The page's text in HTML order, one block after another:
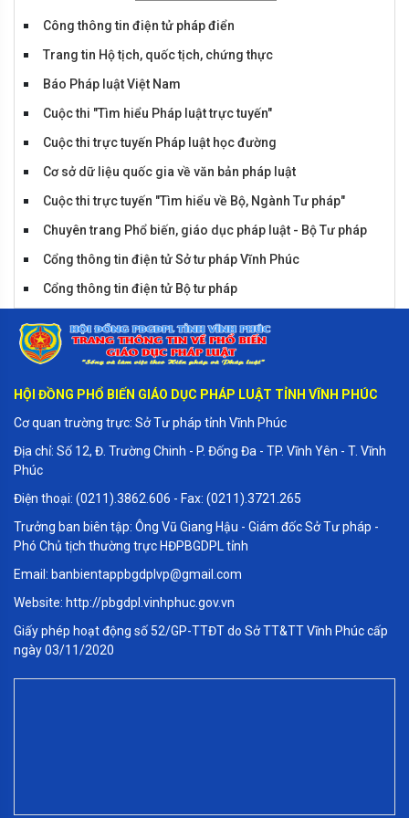
Tiểu phẩm huyện Sông Lô
Tiểu phẩm Tam Đảo
Cố ý gây thương tích và huỷ hoại tài
sản
Công thông tin điện tử pháp điển
Trang tin Hộ tịch, quốc tịch, chứng thực
Báo Pháp luật Việt Nam
Cuộc thi "Tìm hiểu Pháp luật trực tuyến"
Cuộc thi trực tuyến Pháp luật học đường
Cơ sở dữ liệu quốc gia về văn bản pháp luật
Cuộc thi trực tuyến "Tìm hiểu về Bộ, Ngành Tư pháp"
Chuyên trang Phổ biến, giáo dục pháp luật - Bộ Tư pháp
Cổng thông tin điện tử Sở tư pháp Vĩnh Phúc
Cổng thông tin điện tử Bộ tư pháp
HỘI ĐỒNG PHỔ BIẾN GIÁO DỤC PHÁP LUẬT TỈNH VĨNH PHÚC
Cơ quan trường trực: Sở Tư pháp tỉnh Vĩnh Phúc
Địa chỉ: Số 12, Đ. Trường Chinh - P. Đống Đa - TP. Vĩnh Yên - T. Vĩnh
Phúc
Điện thoại: (0211).3862.606 - Fax: (0211).3721.265
Trưởng ban biên tập: Ông Vũ Giang Hậu - Giám đốc Sở Tư pháp -
Phó Chủ tịch thường trực HĐPBGDPL tỉnh
Email: banbientappbgdplvp@gmail.com
Website: http://pbgdpl.vinhphuc.gov.vn
Giấy phép hoạt động số 52/GP-TTĐT do Sở TT&TT Vĩnh Phúc cấp
ngày 03/11/2020